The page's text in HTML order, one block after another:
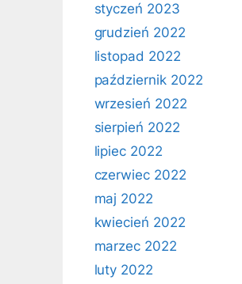
styczeń 2023
grudzień 2022
listopad 2022
październik 2022
wrzesień 2022
sierpień 2022
lipiec 2022
czerwiec 2022
maj 2022
kwiecień 2022
marzec 2022
luty 2022